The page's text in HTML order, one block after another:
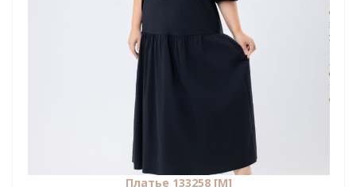
Платье 133258 [М]